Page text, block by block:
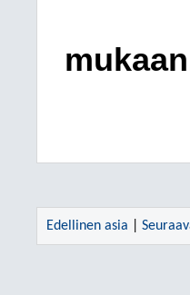
Edellinen asia